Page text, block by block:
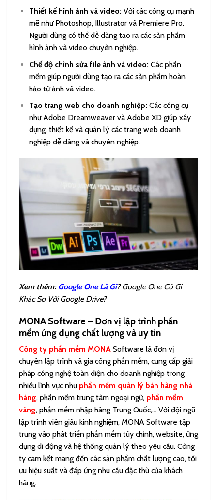
Thiết kế hình ảnh và video: Với các công cụ mạnh
mẽ như Photoshop, Illustrator và Premiere Pro.
Người dùng có thể dễ dàng tạo ra các sản phẩm
hình ảnh và video chuyên nghiệp.
Chế độ chỉnh sửa file ảnh và video: Các phần
mềm giúp người dùng tạo ra các sản phẩm hoàn
hảo từ ảnh và video.
Tạo trang web cho doanh nghiệp: Các công cụ
như Adobe Dreamweaver và Adobe XD giúp xây
dựng, thiết kế và quản lý các trang web doanh
nghiệp dễ dàng và chuyên nghiệp.
Xem thêm: Google One Là Gì? Google One Có Gì
Khác So Với Google Drive?
MONA Software – Đơn vị lập trình phần
mềm ứng dụng chất lượng và uy tín
Công ty phần mềm MONA Software là đơn vị
chuyên lập trình và gia công phần mềm, cung cấp giải
pháp công nghệ toàn diện cho doanh nghiệp trong
nhiều lĩnh vực nhưphần mềm quản lý bán hàng nhà
hàng, phần mềm trung tâm ngoại ngữ, phần mềm
vàng, phần mềm nhập hàng Trung Quốc,… Với đội ngũ
lập trình viên giàu kinh nghiệm, MONA Software tập
trung vào phát triển phần mềm tùy chỉnh, website, ứng
dụng di động và hệ thống quản lý theo yêu cầu. Công
ty cam kết mang đến các sản phẩm chất lượng cao, tối
ưu hiệu suất và đáp ứng nhu cầu đặc thù của khách
hàng.